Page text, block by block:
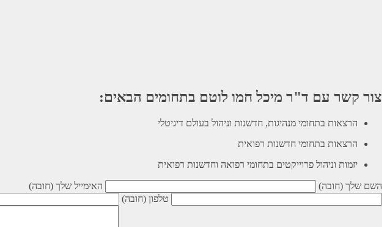
צור קשר עם ד"ר מיכל חמו לוטם בתחומים הבאים:
הרצאות בתחומי מנהיגות, חדשנות וניהול בעולם דיגיטלי
הרצאות בתחומי חדשנות רפואית
יזמות וניהול פרוייקטים בתחומי רפואה וחדשנות רפואית
השם שלך (חובה)
האימייל שלך (חובה)
טלפון (חובה)